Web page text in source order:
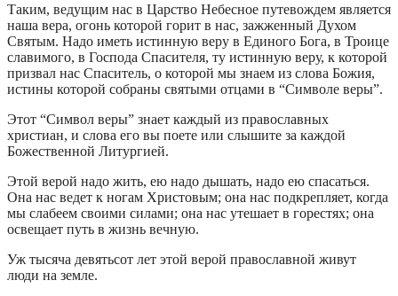
Таким, ведущим нас в Царство Небесное путевождем является
наша вера, огонь которой горит в нас, зажженный Духом
Святым. Надо иметь истинную веру в Единого Бога, в Троице
славимого, в Господа Спасителя, ту истинную веру, к которой
призвал нас Спаситель, о которой мы знаем из слова Божия,
истины которой собраны святыми отцами в “Символе веры”.
Этот “Символ веры” знает каждый из православных
христиан, и слова его вы поете или слышите за каждой
Божественной Литургией.
Этой верой надо жить, ею надо дышать, надо ею спасаться.
Она нас ведет к ногам Христовым; она нас подкрепляет, когда
мы слабеем своими силами; она нас утешает в горестях; она
освещает путь в жизнь вечную.
Уж тысяча девятьсот лет этой верой православной живут
люди на земле.